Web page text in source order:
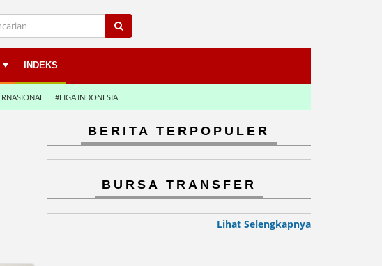
INDEKS
#LIGA INDONESIA
BERITA TERPOPULER
BURSA TRANSFER
Lihat Selengkapnya